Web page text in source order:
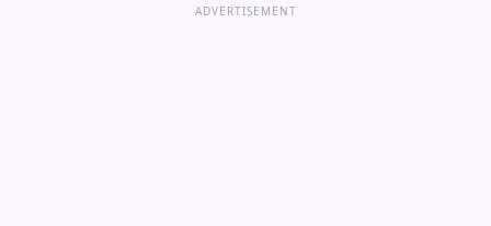
ADVERTISEMENT